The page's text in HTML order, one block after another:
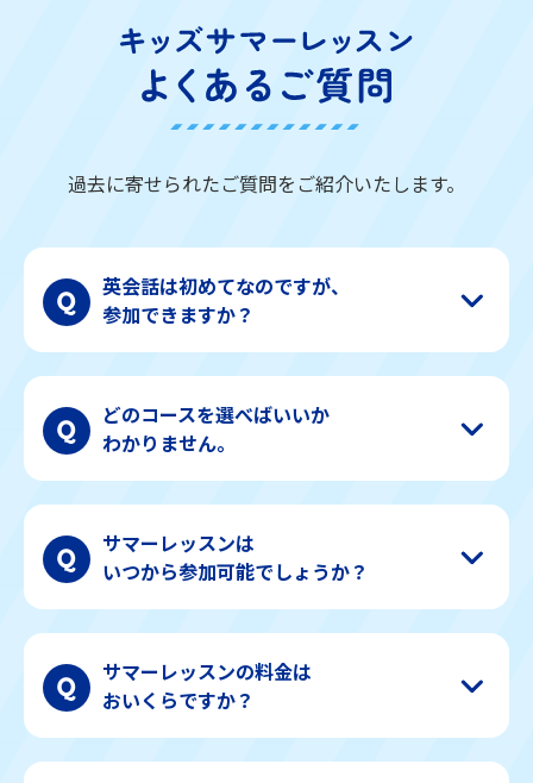
過去に寄せられたご質問をご紹介いたします。
英会話は初めてなのですが、
参加できますか？
どのコースを選べばいいか
わかりません。
サマーレッスンは
いつから参加可能でしょうか？
サマーレッスンの料金は
おいくらですか？